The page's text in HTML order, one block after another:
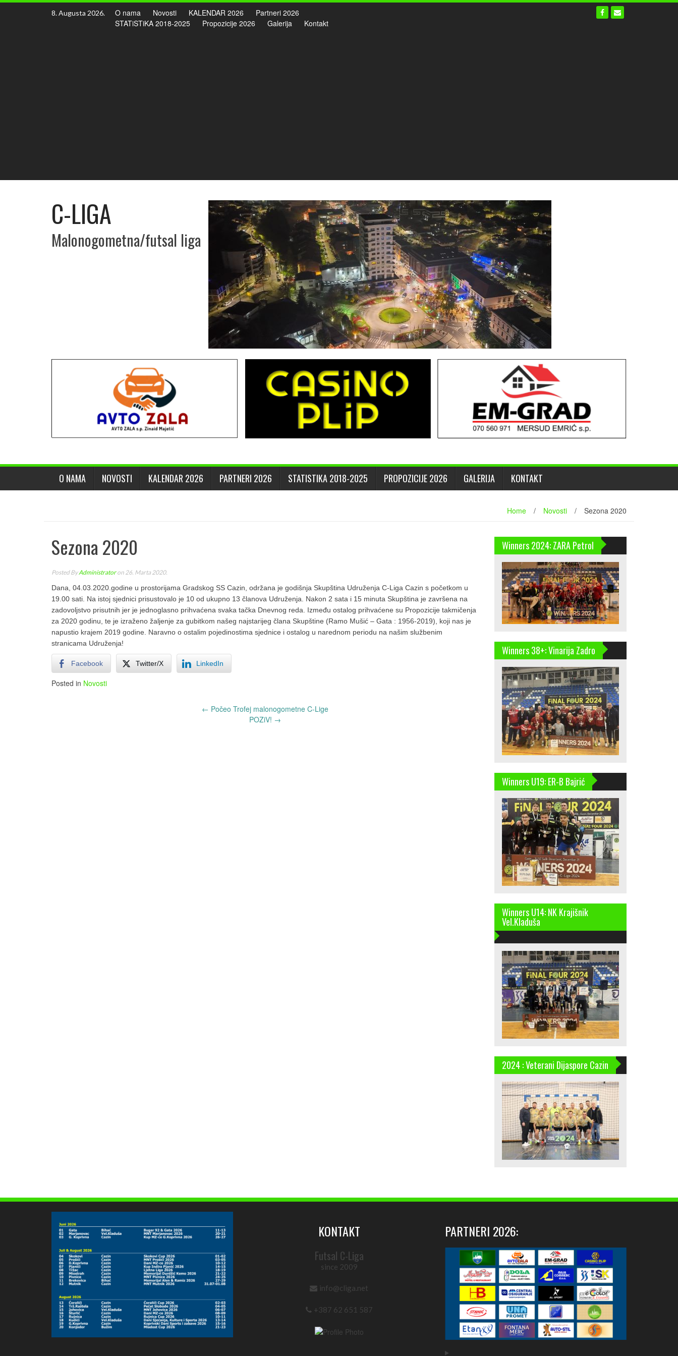
Skip
8. Augusta 2026. O nama Novosti KALENDAR 2026
Partneri 2026
STATiSTiKA 2018-2025
Propozicije 2026 Galerija Kontakt
C-LIGA
Malonogometna/futsal liga
O NAMA NOVOSTI KALENDAR 2026 PARTNERI 2026 STATISTIKA 2018-2025 PROPOZICIJE 2026 GALERIJA KONTAKT
Home / Novosti / Sezona 2020
Sezona 2020
Posted ByAdministratoron 26. Marta 2020.
Dana, 04.03.2020.godine u prostorijama Gradskog SS Cazin, održana je godišnja Skupština Udruženja C-Liga Cazin s početkom u
19.00 sati. Na istoj sjednici prisustovalo je 10 od ukupno 13 članova Udruženja. Nakon 2 sata i 15 minuta Skupština je završena na
zadovoljstvo prisutnih jer je jednoglasno prihvaćena svaka tačka Dnevnog reda. Između ostalog prihvaćene su Propozicije takmičenja
za 2020 godinu, te je izraženo žaljenje za gubitkom našeg najstarijeg člana Skupštine (Ramo Mušić – Gata : 1956-2019), koji nas je
napustio krajem 2019 godine. Naravno o ostalim pojedinostima sjednice i ostalog u narednom periodu na našim službenim
stranicama Udruženja!
Facebook Twitter/X LinkedIn
Posted in Novosti
← Počeo Trofej malonogometne C-Lige
POZiV! →
Winners 2024: ZARA Petrol
Winners 38+: Vinarija Zadro
Winners U19: ER-B Bajrić
Winners U14: NK Krajišnik
Vel.Kladuša
2024 : Veterani Dijaspore Cazin
KONTAKT
Futsal C-Liga
since 2009
info@cliga.net
+387 62 651 587
PARTNERI 2026: